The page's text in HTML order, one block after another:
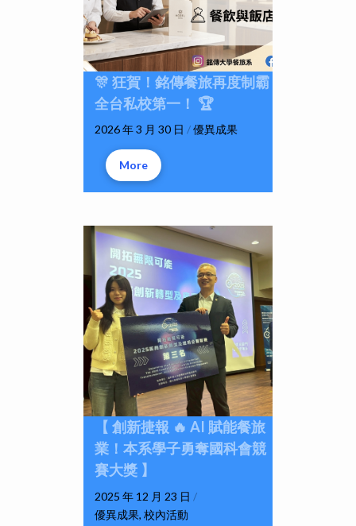
🎊 狂賀！銘傳餐旅再度制霸
全台私校第一！ 🏆
2026 年 3 月 30 日 /優異成果
More
【 創新捷報 🔥 AI 賦能餐旅
業！本系學子勇奪國科會競
賽大獎 】
2025 年 12 月 23 日 /
優異成果, 校內活動